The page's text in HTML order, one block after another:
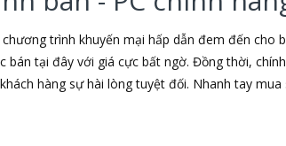
trình khuyến mại hấp dẫn đem đến
bán tại đây với giá cực bất ngờ. Đồng thời,
hàng sự hài lòng tuyệt đối. Nhanh tay